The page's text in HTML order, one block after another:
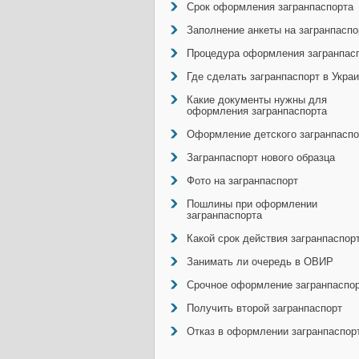
Срок оформления загранпаспорта
Заполнение анкеты на
Процедура оформления
Где сделать загранпаспорт в
Какие документы нужны для
оформления загранпаспорта
Оформление детского
Загранпаспорт нового образца
Фото на загранпаспорт
Пошлины при оформлении
загранпаспорта
Какой срок действия
Занимать ли очередь в ОВИР
Срочное оформление
Получить второй загранпаспорт
Отказ в оформлении